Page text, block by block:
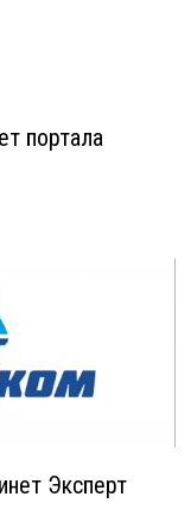
портала
Эксперт